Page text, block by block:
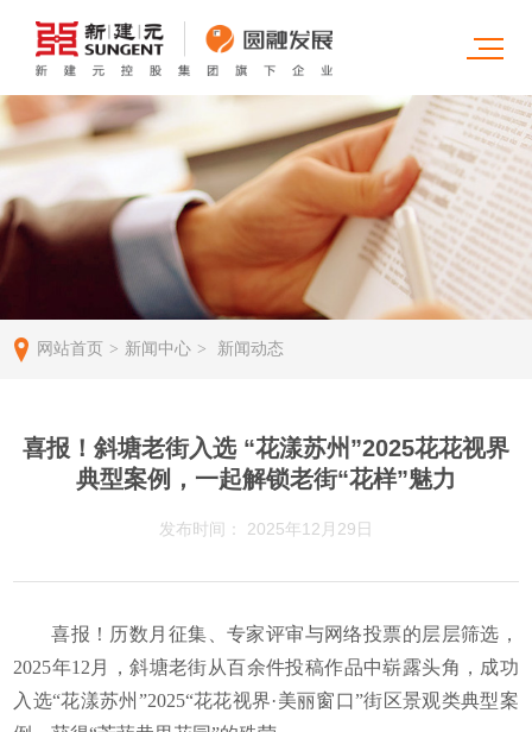
网站首页 > 新闻中心 > 新闻动态
喜报！斜塘老街入选 “花漾苏州”2025花花视界
典型案例，一起解锁老街“花样”魅力
发布时间： 2025年12月29日
喜报！历数月征集、专家评审与网络投票的层层筛选，
2025年12月，斜塘老街从百余件投稿作品中崭露头角，成功
入选“花漾苏州”2025“花花视界·美丽窗口”街区景观类典型案